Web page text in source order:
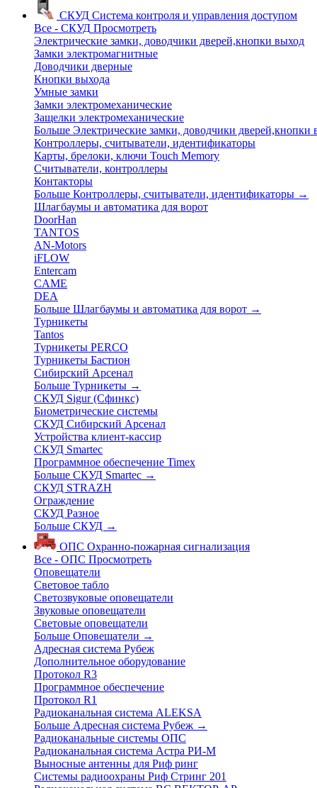
СКУД Система контроля и управления доступом
Все - СКУД Просмотреть
Электрические замки, доводчики дверей,кнопки выход
Замки электромагнитные
Доводчики дверные
Кнопки выхода
Умные замки
Замки электромеханические
Защелки электромеханические
Больше Электрические замки, доводчики дверей,кнопки
Контроллеры, считыватели, идентификаторы
Карты, брелоки, ключи Touch Memory
Считыватели, контроллеры
Контакторы
Больше Контроллеры, считыватели, идентификаторы →
Шлагбаумы и автоматика для ворот
DoorHan
TANTOS
AN-Motors
iFLOW
Entercam
CAME
DEA
Больше Шлагбаумы и автоматика для ворот →
Турникеты
Tantos
Турникеты PERCO
Турникеты Бастион
Сибирский Арсенал
Больше Турникеты →
СКУД Sigur (Сфинкс)
Биометрические системы
СКУД Сибирский Арсенал
Устройства клиент-кассир
СКУД Smartec
Программное обеспечение Timex
Больше СКУД Smartec →
СКУД STRAZH
Ограждение
СКУД Разное
Больше СКУД →
ОПС Охранно-пожарная сигнализация
Все - ОПС Просмотреть
Оповещатели
Световое табло
Светозвуковые оповещатели
Звуковые оповещатели
Световые оповещатели
Больше Оповещатели →
Адресная система Рубеж
Дополнительное оборудование
Протокол R3
Программное обеспечение
Протокол R1
Радиоканальная система ALEKSA
Больше Адресная система Рубеж →
Радиоканальные системы ОПС
Радиоканальная система Астра РИ-М
Выносные антенны для Риф ринг
Системы радиоохраны Риф Стринг 201